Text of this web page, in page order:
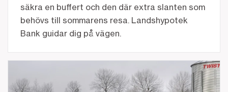
säkra en buffert och den där extra slanten som
behövs till sommarens resa. Landshypotek
Bank guidar dig på vägen.
Vad är den största glädjen med att äga mark?